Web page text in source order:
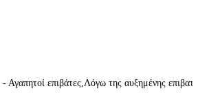
επιβάτες,Λόγω της αυξημένης